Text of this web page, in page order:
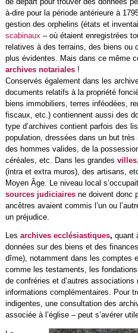
à-dire pour la période antérieure à
gestion des orphelins (états et
scabinaux – où étaient enregistrées
relatives à des terrains, des biens
plus évidentes. Mais dans ce même
archives notariales!
Conservés également dans les
documents relatifs à la propriété
biens immobiliers, terres inféodées,
fiscaux, etc.) contiennent aussi des
type d’archives contient parfois des
population, dressées dans un but
des hommes valides, de la
céréales, etc. Dans les grandes villes
(intra et extra muros), des artisans,
Moyen Âge. Le niveau local
sources judiciairesne doivent donc
ancêtres avaient commis l’un ou
un préjudice.
Les archives ecclésiastiques, quant
données sur des biens et des
dîme), notamment dans les comptes
comme les testaments, les
de confréries et d’autres associations
informations complémentaires. Pour
indigentes, une consultation des
associée à l’église – peut s’avérer